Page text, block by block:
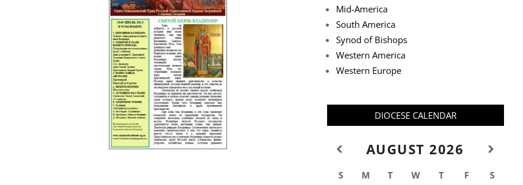
Mid-America
South America
Synod of Bishops
Western America
Western Europe
DIOCESE CALENDAR
AUGUST 2026
S M T W T F
S